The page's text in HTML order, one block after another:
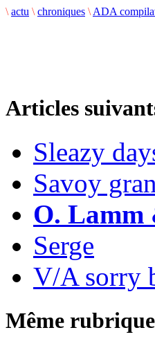
\ actu \ chroniques \ ADA
Articles
Sleazy
Savoy
O. Lamm
Serge
V/A sorry
Même rubrique